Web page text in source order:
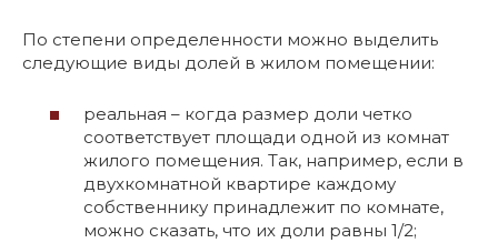
По степени определенности можно выделить
следующие виды долей в жилом помещении:
реальная – когда размер доли четко
соответствует площади одной из комнат
жилого помещения. Так, например, если в
двухкомнатной квартире каждому
собственнику принадлежит по комнате,
можно сказать, что их доли равны 1/2;